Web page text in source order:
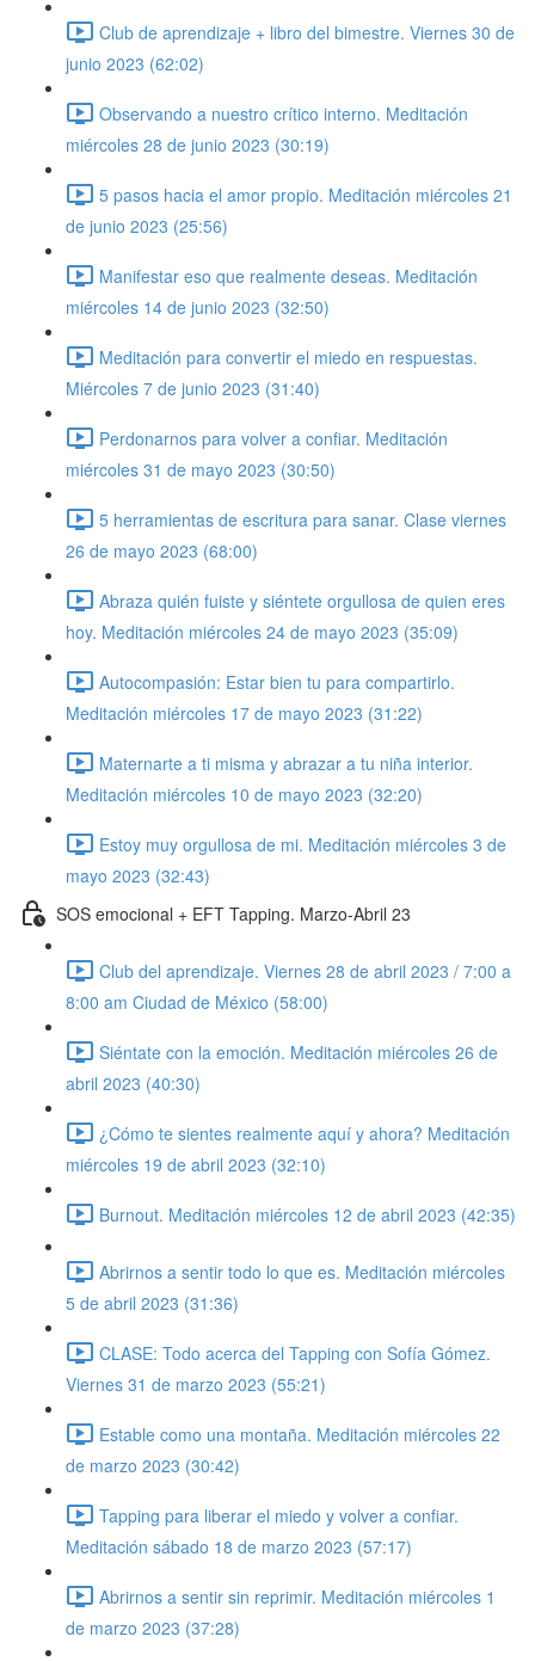
Club de aprendizaje + libro del bimestre. Viernes 30 de
junio 2023 (62:02)
Observando a nuestro crítico interno. Meditación
miércoles 28 de junio 2023 (30:19)
5 pasos hacia el amor propio. Meditación miércoles 21
de junio 2023 (25:56)
Manifestar eso que realmente deseas. Meditación
miércoles 14 de junio 2023 (32:50)
Meditación para convertir el miedo en respuestas.
Miércoles 7 de junio 2023 (31:40)
Perdonarnos para volver a confiar. Meditación
miércoles 31 de mayo 2023 (30:50)
5 herramientas de escritura para sanar. Clase viernes
26 de mayo 2023 (68:00)
Abraza quién fuiste y siéntete orgullosa de quien eres
hoy. Meditación miércoles 24 de mayo 2023 (35:09)
Autocompasión: Estar bien tu para compartirlo.
Meditación miércoles 17 de mayo 2023 (31:22)
Maternarte a ti misma y abrazar a tu niña interior.
Meditación miércoles 10 de mayo 2023 (32:20)
Estoy muy orgullosa de mi. Meditación miércoles 3 de
mayo 2023 (32:43)
SOS emocional + EFT Tapping. Marzo-Abril 23
Club del aprendizaje. Viernes 28 de abril 2023 / 7:00 a
8:00 am Ciudad de México (58:00)
Siéntate con la emoción. Meditación miércoles 26 de
abril 2023 (40:30)
¿Cómo te sientes realmente aquí y ahora? Meditación
miércoles 19 de abril 2023 (32:10)
Burnout. Meditación miércoles 12 de abril 2023 (42:35)
Abrirnos a sentir todo lo que es. Meditación miércoles
5 de abril 2023 (31:36)
CLASE: Todo acerca del Tapping con Sofía Gómez.
Viernes 31 de marzo 2023 (55:21)
Estable como una montaña. Meditación miércoles 22
de marzo 2023 (30:42)
Tapping para liberar el miedo y volver a confiar.
Meditación sábado 18 de marzo 2023 (57:17)
Abrirnos a sentir sin reprimir. Meditación miércoles 1
de marzo 2023 (37:28)